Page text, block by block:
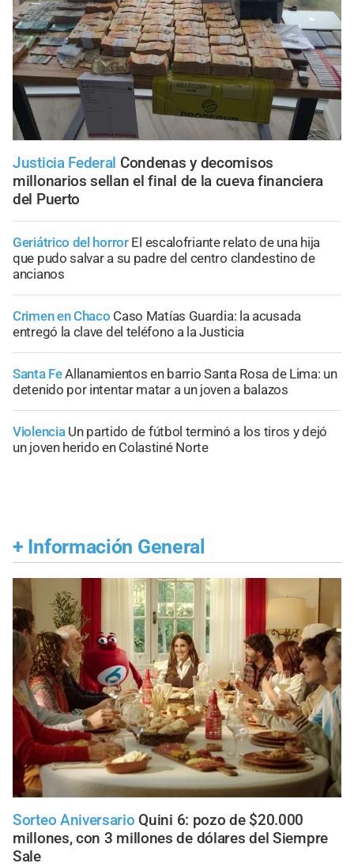
Justicia Federal Condenas y decomisos
millonarios sellan el final de la cueva financiera
del Puerto
Geriátrico del horror El escalofriante relato de una hija
que pudo salvar a su padre del centro clandestino de
ancianos
Crimen en Chaco Caso Matías Guardia: la acusada
entregó la clave del teléfono a la Justicia
Santa FeAllanamientos en barrio Santa Rosa de Lima: un
detenido por intentar matar a un joven a balazos
Violencia Un partido de fútbol terminó a los tiros y dejó
un joven herido en Colastiné Norte
+ Información General
Sorteo Aniversario Quini 6: pozo de $20.000
millones, con 3 millones de dólares del Siempre
Sale